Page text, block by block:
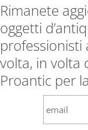
Rimanete
oggetti
professionisti
volta, in volta
Proantic per